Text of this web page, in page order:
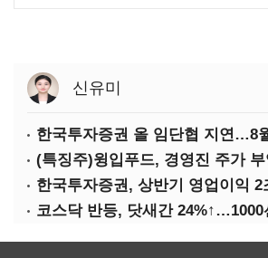
신유미
한국투자증권 올 임단협 지연…8
코스닥 반등, 닷새간 24%↑…1000